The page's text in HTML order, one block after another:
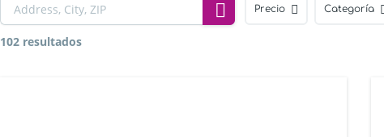
Precio Categoría
102 resultados